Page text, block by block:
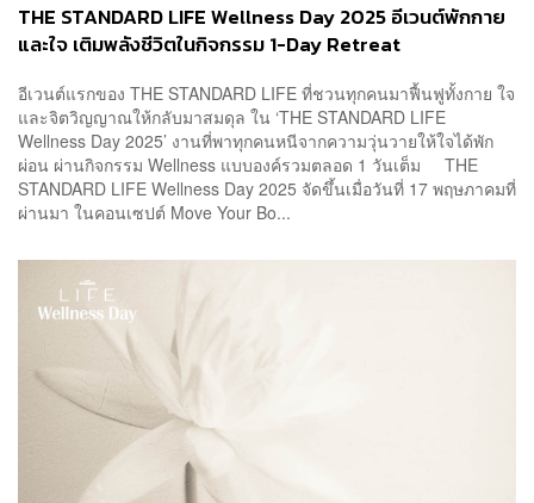
THE STANDARD LIFE Wellness Day 2025 อีเวนต์พักกาย
และใจ เติมพลังชีวิตในกิจกรรม 1-Day Retreat
อีเวนต์แรกของ THE STANDARD LIFE ที่ชวนทุกคนมาฟื้นฟูทั้งกาย ใจ
และจิตวิญญาณให้กลับมาสมดุล ใน ‘THE STANDARD LIFE
Wellness Day 2025’ งานที่พาทุกคนหนีจากความวุ่นวายให้ใจได้พัก
ผ่อน ผ่านกิจกรรม Wellness แบบองค์รวมตลอด 1 วันเต็ม THE
STANDARD LIFE Wellness Day 2025 จัดขึ้นเมื่อวันที่ 17 พฤษภาคมที่
ผ่านมา ในคอนเซปต์ Move Your Bo...